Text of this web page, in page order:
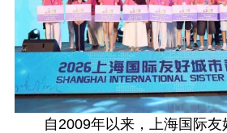
自2009年以来，上海国际